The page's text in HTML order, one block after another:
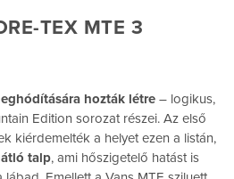
TEX MTE 3
hozták létre – logikus,
Edition sorozat részei. Az első
kiérdemelték a helyet ezen a listán,
talp, ami hőszigetelő hatást is